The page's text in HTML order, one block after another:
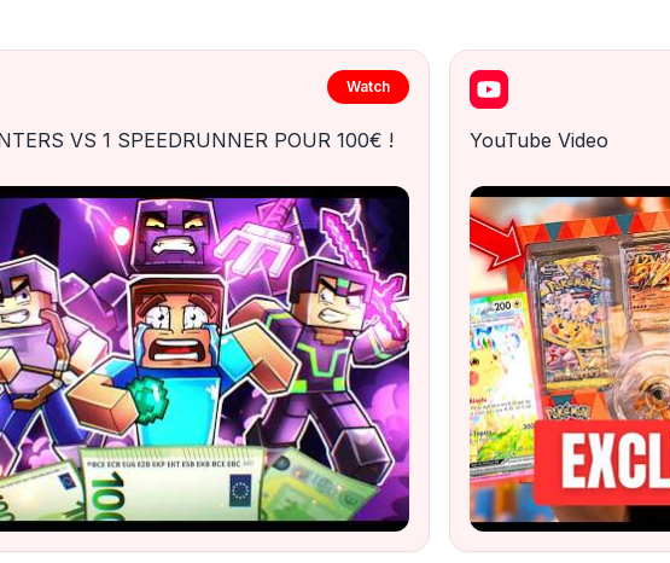
YouTube Video
Watch
VS 1 SPEEDRUNNER POUR 100€ !